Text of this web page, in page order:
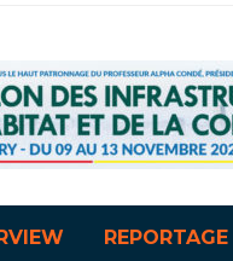
REPORTAGE